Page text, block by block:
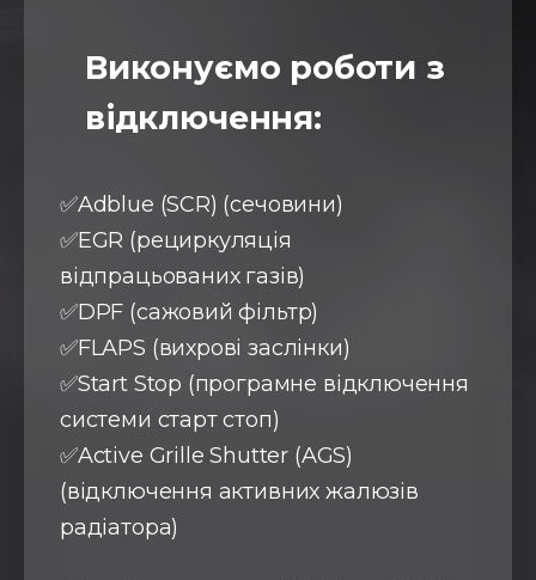
Виконуємо роботи з
відключення:
✅Adblue (SCR) (сечовини)
✅EGR (рециркуляція
відпрацьованих газів)
✅DPF (сажовий фільтр)
✅FLAPS (вихрові заслінки)
✅Start Stop (програмне відключення
системи старт стоп)
✅Active Grille Shutter (AGS)
(відключення активних жалюзів
радіатора)